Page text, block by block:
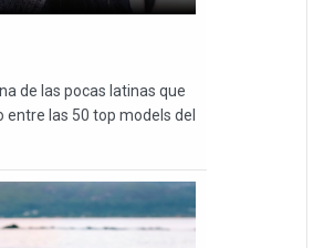
de las pocas latinas que
entre las 50 top models del